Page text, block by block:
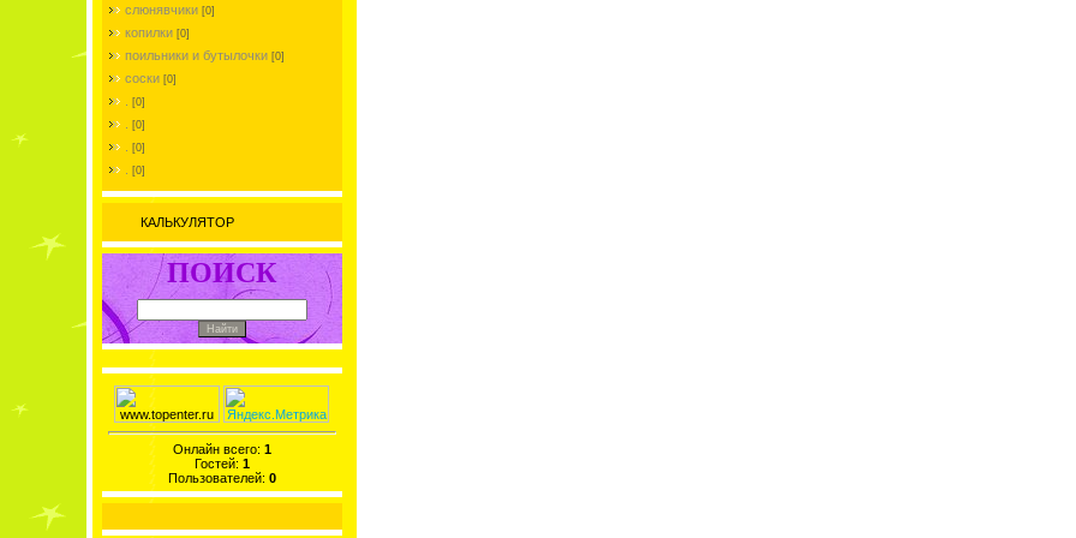
слюнявчики [0]
копилки [0]
поильники и бутылочки [0]
соски [0]
[0]
[0]
[0]
[0]
КАЛЬКУЛЯТОР
ПОИСК
Онлайн всего: 1
Гостей: 1
Пользователей: 0